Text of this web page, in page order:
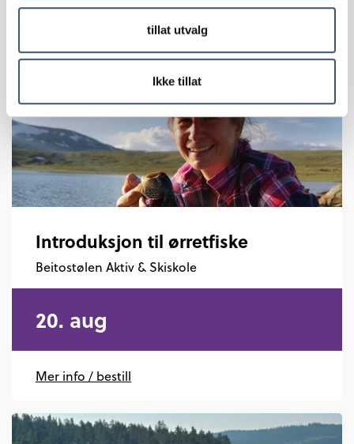
tillat utvalg
Ikke tillat
Introduksjon til ørretfiske
Beitostølen Aktiv & Skiskole
20. aug
Mer info / bestill